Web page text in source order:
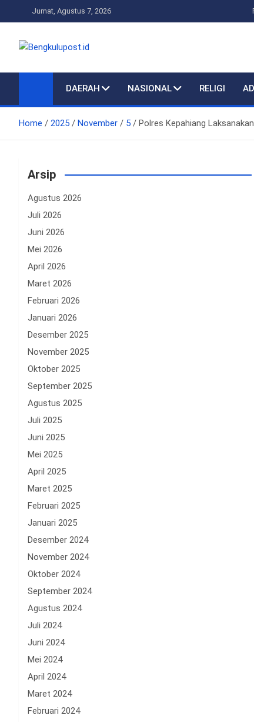
to
Jumat, Agustus 7, 2026
Bengkulupost.id
DAERAH NASIONAL RELIGI
Home 2025 November 5 Polres Kepahiang
Arsip
Agustus 2026
Juli 2026
Juni 2026
Mei 2026
April 2026
Maret 2026
Februari 2026
Januari 2026
Desember 2025
November 2025
Oktober 2025
September 2025
Agustus 2025
Juli 2025
Juni 2025
Mei 2025
April 2025
Maret 2025
Februari 2025
Januari 2025
Desember 2024
November 2024
Oktober 2024
September 2024
Agustus 2024
Juli 2024
Juni 2024
Mei 2024
April 2024
Maret 2024
Februari 2024